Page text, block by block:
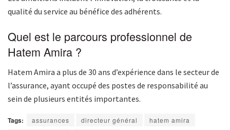
qualité du service au bénéfice des adhérents.
Quel est le parcours professionnel de
Hatem Amira ?
Hatem Amira a plus de 30 ans d’expérience dans le secteur de
l’assurance, ayant occupé des postes de responsabilité au
sein de plusieurs entités importantes.
Tags: assurances directeur général
hatem amira